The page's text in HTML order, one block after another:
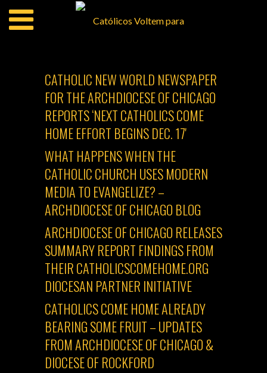
CATHOLIC NEW WORLD NEWSPAPER
FOR THE ARCHDIOCESE OF CHICAGO
REPORTS ‘NEXT CATHOLICS COME
HOME EFFORT BEGINS DEC. 17'
WHAT HAPPENS WHEN THE
CATHOLIC CHURCH USES MODERN
MEDIA TO EVANGELIZE? –
ARCHDIOCESE OF CHICAGO BLOG
ARCHDIOCESE OF CHICAGO RELEASES
SUMMARY REPORT FINDINGS FROM
THEIR CATHOLICSCOMEHOME.ORG
DIOCESAN PARTNER INITIATIVE
CATHOLICS COME HOME ALREADY
BEARING SOME FRUIT – UPDATES
FROM ARCHDIOCESE OF CHICAGO &
DIOCESE OF ROCKFORD